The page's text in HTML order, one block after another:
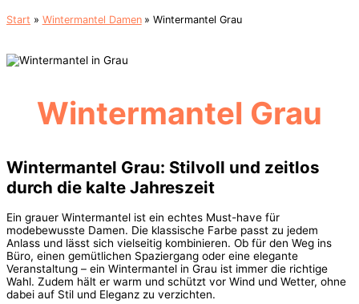
Start Wintermantel Damen Wintermantel Grau
Wintermantel Grau
Wintermantel Grau: Stilvoll und zeitlos
durch die kalte Jahreszeit
Ein grauer Wintermantel ist ein echtes Must-have für
modebewusste Damen. Die klassische Farbe passt zu jedem
Anlass und lässt sich vielseitig kombinieren. Ob für den Weg ins
Büro, einen gemütlichen Spaziergang oder eine elegante
Veranstaltung – ein Wintermantel in Grau ist immer die richtige
Wahl. Zudem hält er warm und schützt vor Wind und Wetter, ohne
dabei auf Stil und Eleganz zu verzichten.